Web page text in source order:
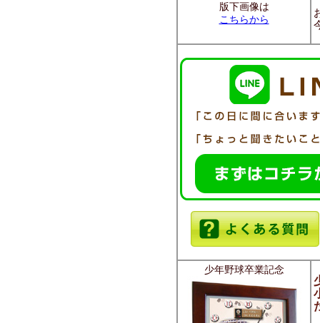
版下画像は
こちらから
少年野球卒業記念